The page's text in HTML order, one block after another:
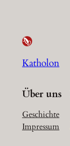
Katholon
Über uns
Geschichte
Impressum